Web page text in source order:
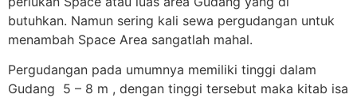
butuhkan. Namun sering kali sewa pergudangan untuk
menambah Space Area sangatlah mahal.
Pergudangan pada umumnya memiliki tinggi dalam
Gudang 5 – 8 m , dengan tinggi tersebut maka kitab isa